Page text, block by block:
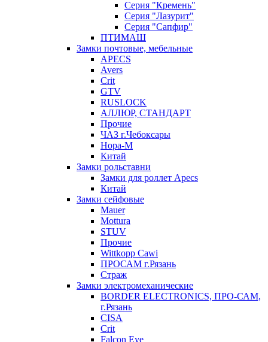
Серия "Кремень"
Серия "Лазурит"
Серия "Сапфир"
ПТИМАШ
Замки почтовые, мебельные
APECS
Avers
Crit
GTV
RUSLOCK
АЛЛЮР, СТАНДАРТ
Прочие
ЧАЗ г.Чебоксары
Нора-М
Китай
Замки рольставни
Замки для роллет Apecs
Китай
Замки сейфовые
Mauer
Mottura
STUV
Прочие
Wittkopp Cawi
ПРОСАМ г.Рязань
Страж
Замки электромеханические
BORDER ELECTRONICS, ПРО-САМ,
г.Рязань
CISA
Crit
Falcon Eye